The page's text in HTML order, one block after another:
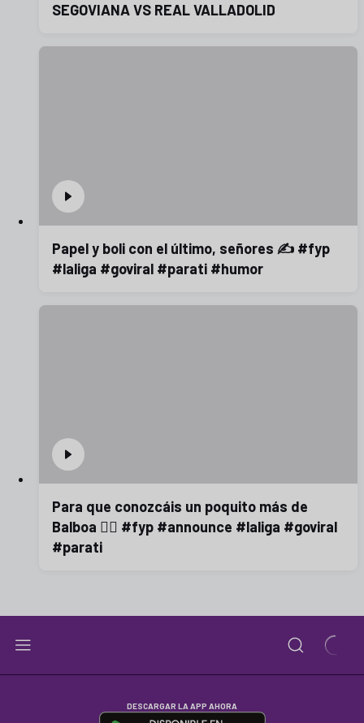
SEGOVIANA VS REAL VALLADOLID
Papel y boli con el último, señores ✍️ #fyp
#laliga #goviral #parati #humor
Para que conozcáis un poquito más de
Balboa 😮‍💨 #fyp #announce #laliga #goviral
#parati
DESCARGAR LA APP AHORA